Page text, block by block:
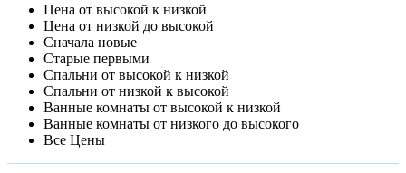
Цена от высокой к низкой
Цена от низкой до высокой
Сначала новые
Старые первыми
Спальни от высокой к низкой
Спальни от низкой к высокой
Ванные комнаты от высокой к низкой
Ванные комнаты от низкого до высокого
Все Цены